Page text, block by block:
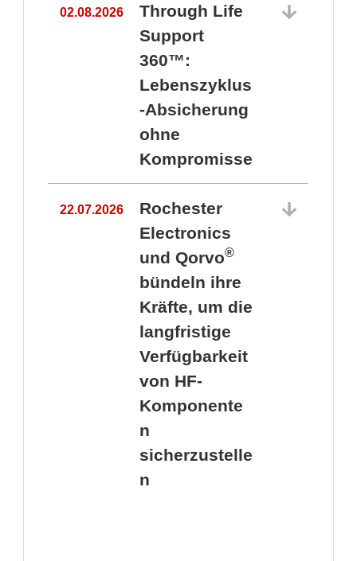
02.08.2026
Through Life
Support
360™:
Lebenszyklus
-Absicherung
ohne
Kompromisse
22.07.2026
Rochester
Electronics
und Qorvo®
bündeln ihre
Kräfte, um die
langfristige
Verfügbarkeit
von HF-
Komponente
n
sicherzustelle
n